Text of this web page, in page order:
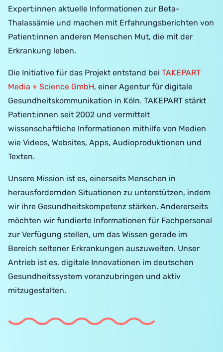
Expert:innen aktuelle Informationen zur Beta-
Thalassämie und machen mit Erfahrungsberichten von
Patient:innen anderen Menschen Mut, die mit der
Erkrankung leben.
Die Initiative für das Projekt entstand bei TAKEPART
Media + Science GmbH, einer Agentur für digitale
Gesundheitskommunikation in Köln. TAKEPART stärkt
Patient:innen seit 2002 und vermittelt
wissenschaftliche Informationen mithilfe von Medien
wie Videos, Websites, Apps, Audioproduktionen und
Texten.
Unsere Mission ist es, einerseits Menschen in
herausfordernden Situationen zu unterstützen, indem
wir ihre Gesundheitskompetenz stärken. Andererseits
möchten wir fundierte Informationen für Fachpersonal
zur Verfügung stellen, um das Wissen gerade im
Bereich seltener Erkrankungen auszuweiten. Unser
Antrieb ist es, digitale Innovationen im deutschen
Gesundheitssystem voranzubringen und aktiv
mitzugestalten.